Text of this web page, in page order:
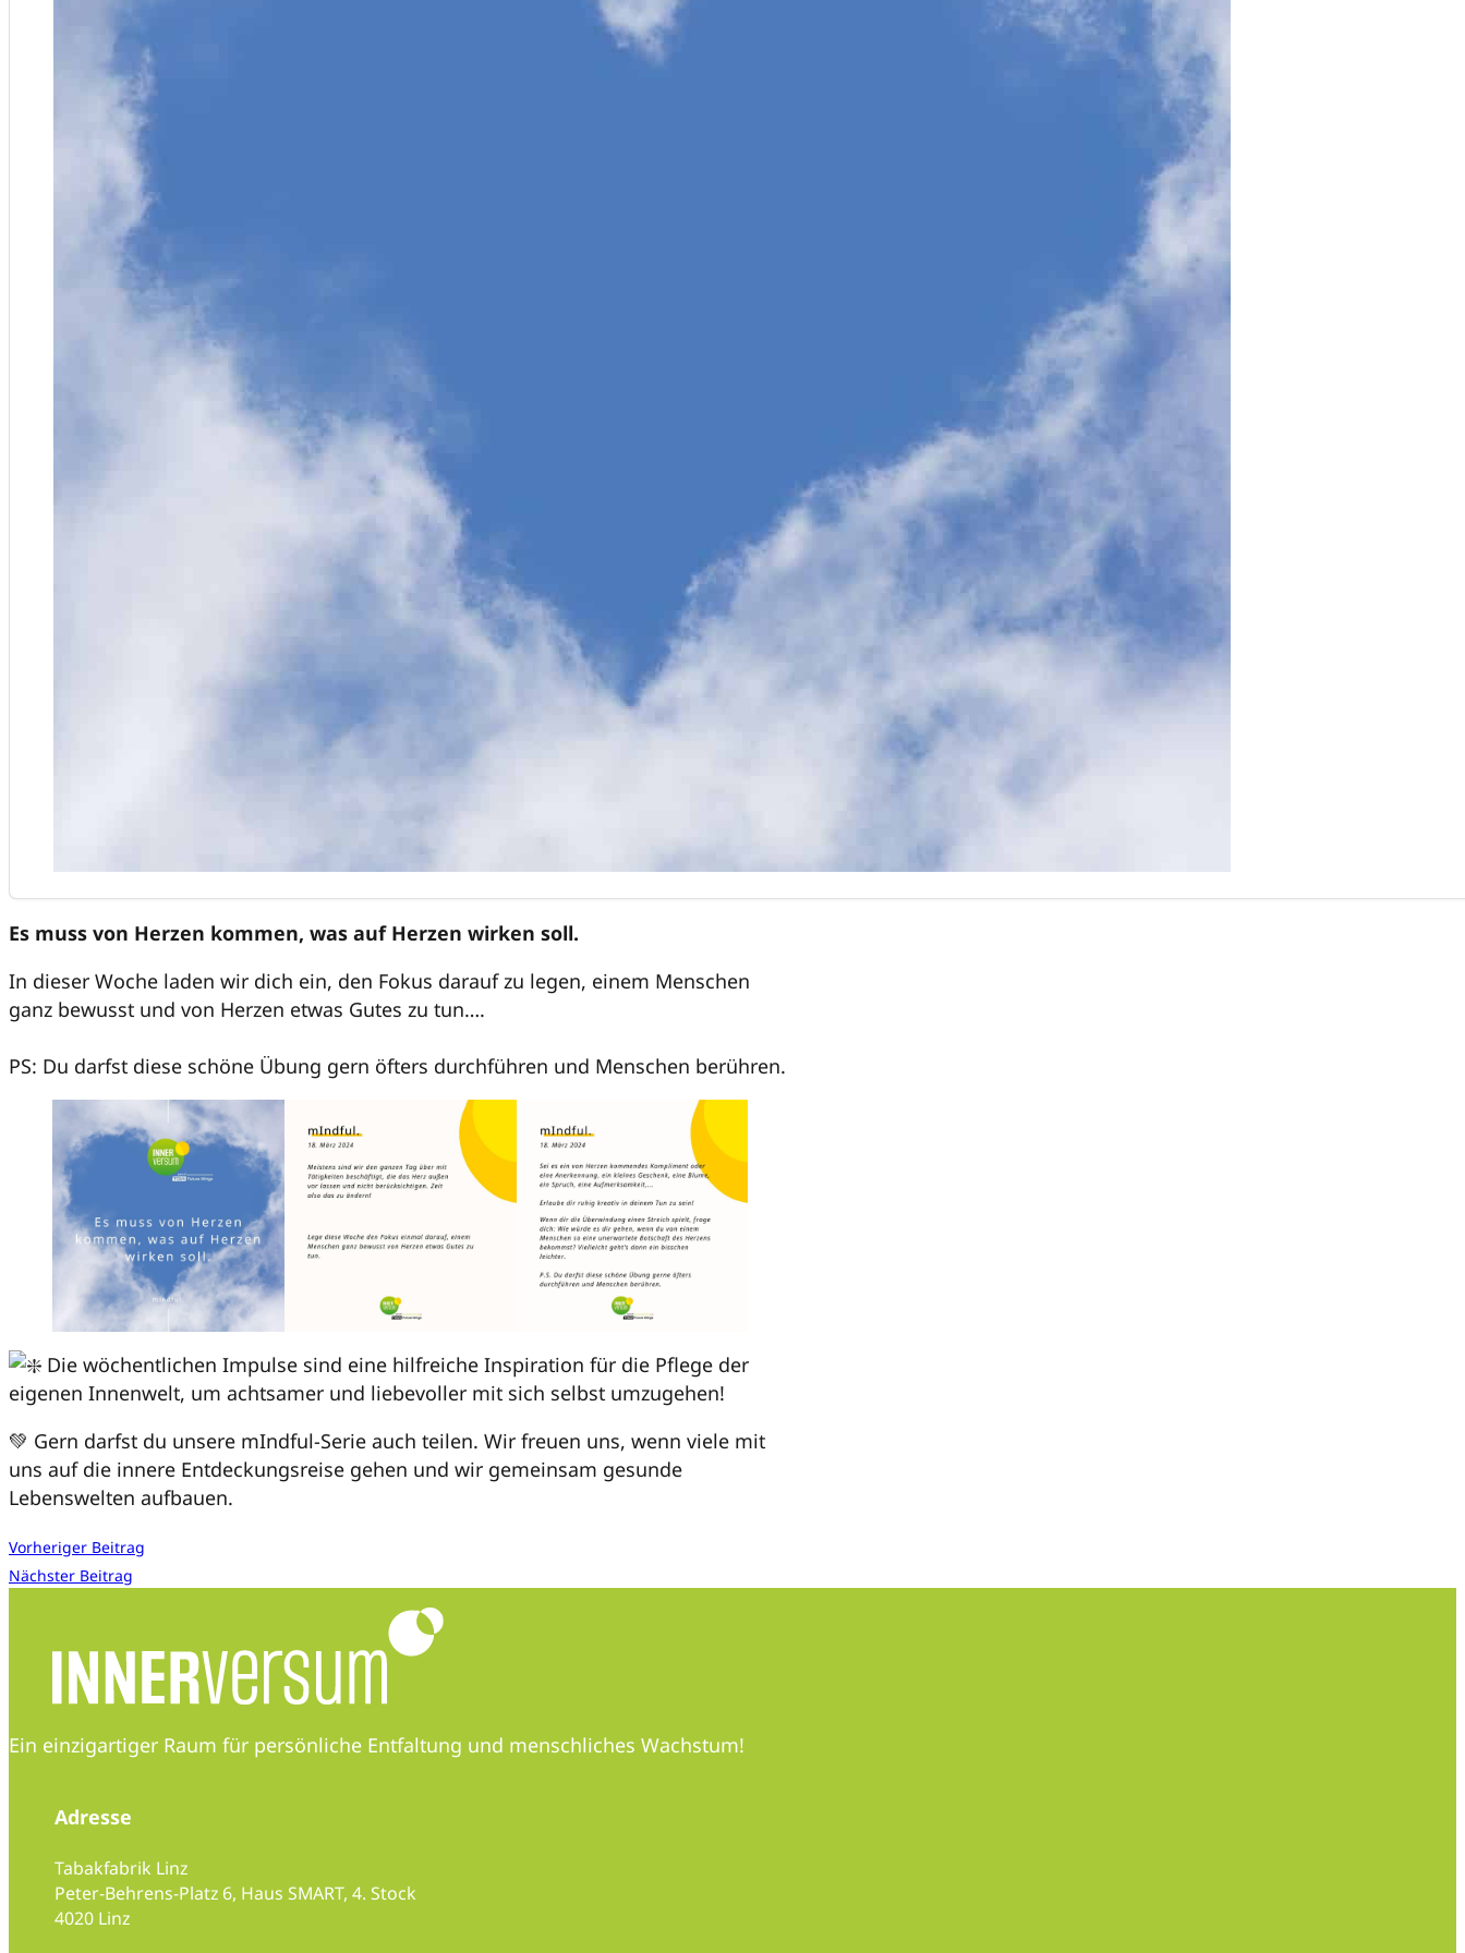
Es muss von Herzen kommen, was auf Herzen wirken soll.
In dieser Woche laden wir dich ein, den Fokus darauf zu legen, einem Menschen
ganz bewusst und von Herzen etwas Gutes zu tun….
PS: Du darfst diese schöne Übung gern öfters durchführen und Menschen berühren.
Die wöchentlichen Impulse sind eine hilfreiche Inspiration für die Pflege der
eigenen Innenwelt, um achtsamer und liebevoller mit sich selbst umzugehen!
💚 Gern darfst du unsere mIndful-Serie auch teilen. Wir freuen uns, wenn viele mit
uns auf die innere Entdeckungsreise gehen und wir gemeinsam gesunde
Lebenswelten aufbauen.
Vorheriger Beitrag
Nächster Beitrag
Ein einzigartiger Raum für persönliche Entfaltung und menschliches Wachstum!
Adresse
Tabakfabrik Linz
Peter-Behrens-Platz 6, Haus SMART, 4. Stock
4020 Linz